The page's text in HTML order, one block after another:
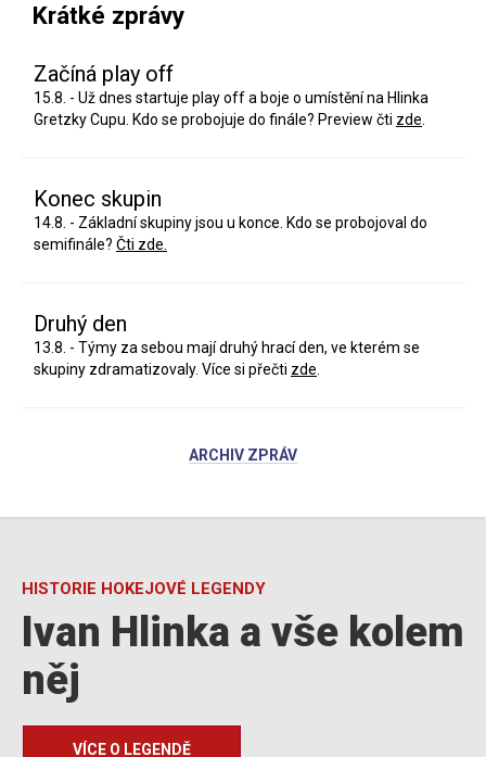
Krátké zprávy
Začíná play off
15.8. - Už dnes startuje play off a boje o umístění na Hlinka
Gretzky Cupu. Kdo se probojuje do finále? Preview čti zde
Konec skupin
14.8. - Základní skupiny jsou u konce. Kdo se probojoval do
semifinále? Čti zde.
Druhý den
13.8. - Týmy za sebou mají druhý hrací den, ve kterém se
skupiny zdramatizovaly. Více si přečti zde
ARCHIV ZPRÁV
HISTORIE HOKEJOVÉ LEGENDY
Ivan Hlinka a vše kolem
něj
VÍCE O LEGENDĚ